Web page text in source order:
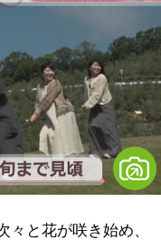
と花が咲き始め、